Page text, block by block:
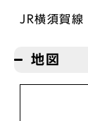
JR横須賀
地図